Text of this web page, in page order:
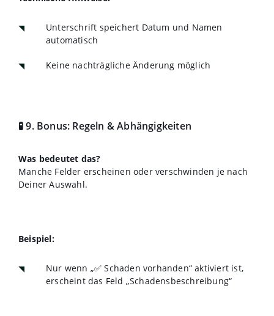
Unterschrift speichert Datum und Namen
automatisch
Keine nachträgliche Änderung möglich
🧪 9. Bonus: Regeln & Abhängigkeiten
Was bedeutet das?
Manche Felder erscheinen oder verschwinden je nach
Deiner Auswahl.
Beispiel:
Nur wenn „✅ Schaden vorhanden“ aktiviert ist,
erscheint das Feld „Schadensbeschreibung“